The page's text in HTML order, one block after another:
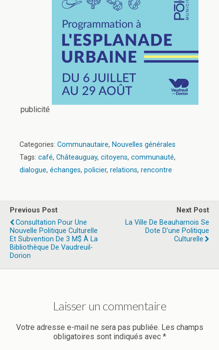
publicité
Categories: Communautaire, Nouvelles générales
Tags: café, Châteauguay, citoyens, communauté,
dialogue, échanges, policier, relations, rencontre
Previous Post
Consultation Pour Une
Nouvelle Politique Culturelle
Et Subvention De 3 M$ À La
Bibliothèque De Vaudreuil-
Dorion
Next Post
La Ville De Beauharnois Se
Dote D’une Politique
Culturelle
Laisser un commentaire
Votre adresse e-mail ne sera pas publiée. Les champs
obligatoires sont indiqués avec *